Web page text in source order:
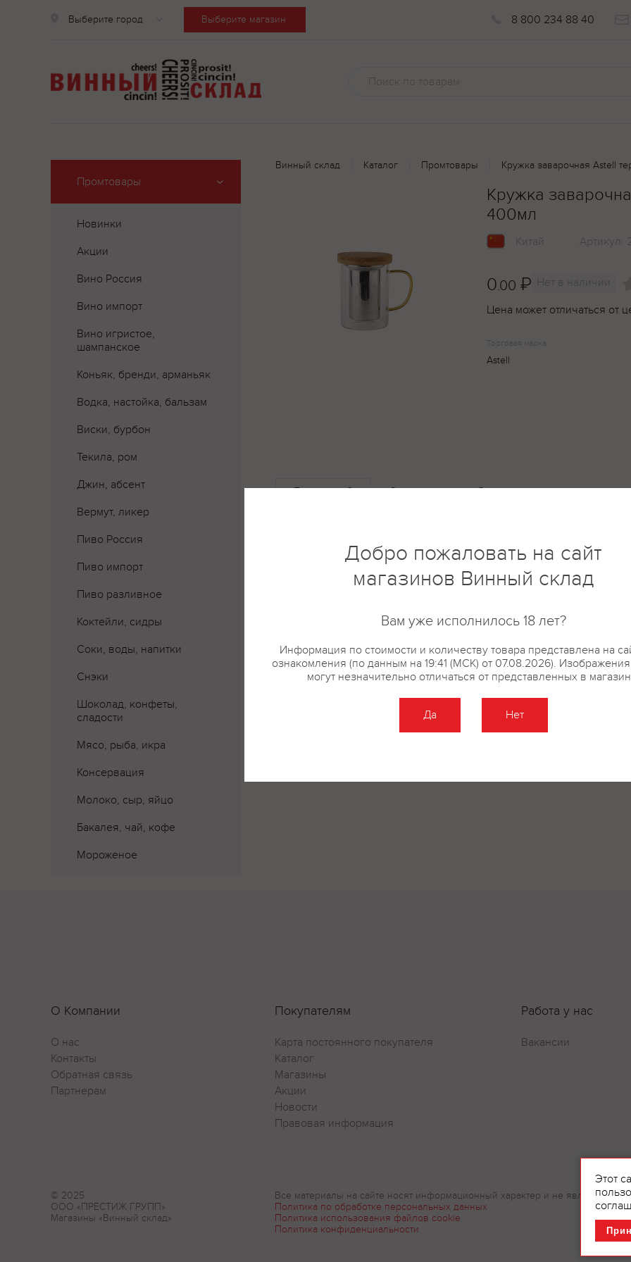
Выберите город Выберите магазин 8 800 234 88 40
Промтовары
Новинки
Акции
Вино Россия
Вино импорт
Вино игристое,
шампанское
Коньяк, бренди, арманьяк
Водка, настойка, бальзам
Виски, бурбон
Текила, ром
Джин, абсент
Вермут, ликер
Пиво Россия
Пиво импорт
Пиво разливное
Коктейли, сидры
Соки, воды, напитки
Снэки
Шоколад, конфеты,
сладости
Мясо, рыба, икра
Консервация
Молоко, сыр, яйцо
Бакалея, чай, кофе
Мороженое
Винный склад Каталог Промтовары Кружка заварочная Astell
Кружка
400мл
Китай Артикул:
0.00 ₽ Нет в наличии
Цена может отличаться от
Торговая марка
Astell
Где купить? Описание Отзывы
О Компании
О нас
Контакты
Обратная связь
Партнерам
Покупателям
Карта постоянного покупателя
Каталог
Магазины
Акции
Новости
Правовая информация
Работа у нас
Вакансии
© 2025
ООО «ПРЕСТИЖ ГРУПП»
Магазины «Винный склад»
Все материалы на сайте носят информационный характер и не являются
Политика по обработке персональных данных
Политика использования файлов cookie
Политика конфиденциальности
Этот
Добро пожаловать на сайт
магазинов Винный склад
Вам уже исполнилось 18 лет?
Информация по стоимости и количеству товара представлена на
ознакомления (по данным на 19:41 (МСК) от 07.08.2026).
могут незначительно отличаться от представленных в
Да Нет